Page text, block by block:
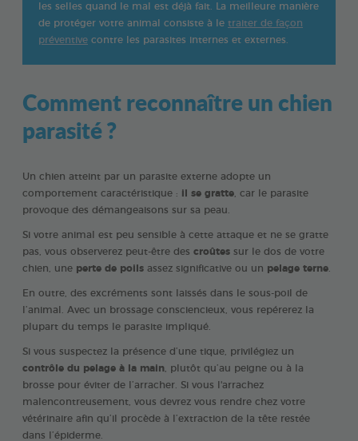
les selles quand le mal est déjà fait. La meilleure manière
de protéger votre animal consiste à le traiter de façon
préventive contre les parasites internes et externes.
Comment reconnaître un chien
parasité ?
Un chien atteint par un parasite externe adopte un
comportement caractéristique :
il se gratte , car le parasite
provoque des démangeaisons sur sa peau.
Si votre animal est peu sensible à cette attaque et ne se gratte
pas, vous observerez peut-être des croûtes sur le dos de votre
chien, une perte de poils assez significative ou un pelage terne
En outre, des excréments sont laissés dans le sous-poil de
l’animal. Avec un brossage consciencieux, vous repérerez la
plupart du temps le parasite impliqué.
Si vous suspectez la présence d’une tique, privilégiez un
contrôle du pelage à la main , plutôt qu’au peigne ou à la
brosse pour éviter de l’arracher. Si vous l'arrachez
malencontreusement, vous devrez vous rendre chez votre
vétérinaire afin qu’il procède à l’extraction de la tête restée
dans l’épiderme.